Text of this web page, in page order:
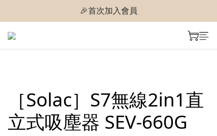
🎉首次加入會員
🎉首次加入會員
［Solac］S7無線2in1直
立式吸塵器 SEV-660G